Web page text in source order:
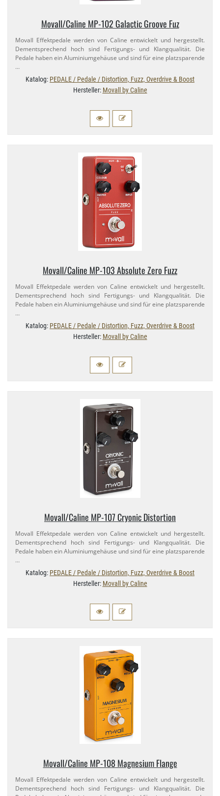
Movall/​Caline MP-​102 Galactic Groove Fuz
Movall Effektpedale werden von Caline entwickelt und hergestellt.
Dementsprechend hoch sind Fertigungs- und Klangqualität. Die
Pedale haben ein Aluminiumgehäuse und sind für eine platzsparende
…
Katalog: PEDALE / Pedale / Distortion, Fuzz, Overdrive & Boost
Hersteller: Movall by Caline
Movall/​Caline MP-​103 Absolute Zero Fuzz
Movall Effektpedale werden von Caline entwickelt und hergestellt.
Dementsprechend hoch sind Fertigungs- und Klangqualität. Die
Pedale haben ein Aluminiumgehäuse und sind für eine platzsparende
…
Katalog: PEDALE / Pedale / Distortion, Fuzz, Overdrive & Boost
Hersteller: Movall by Caline
Movall/​Caline MP-​107 Cryonic Distortion
Movall Effektpedale werden von Caline entwickelt und hergestellt.
Dementsprechend hoch sind Fertigungs- und Klangqualität. Die
Pedale haben ein Aluminiumgehäuse und sind für eine platzsparende
…
Katalog: PEDALE / Pedale / Distortion, Fuzz, Overdrive & Boost
Hersteller: Movall by Caline
Movall/​Caline MP-​108 Magnesium Flange
Movall Effektpedale werden von Caline entwickelt und hergestellt.
Dementsprechend hoch sind Fertigungs- und Klangqualität. Die